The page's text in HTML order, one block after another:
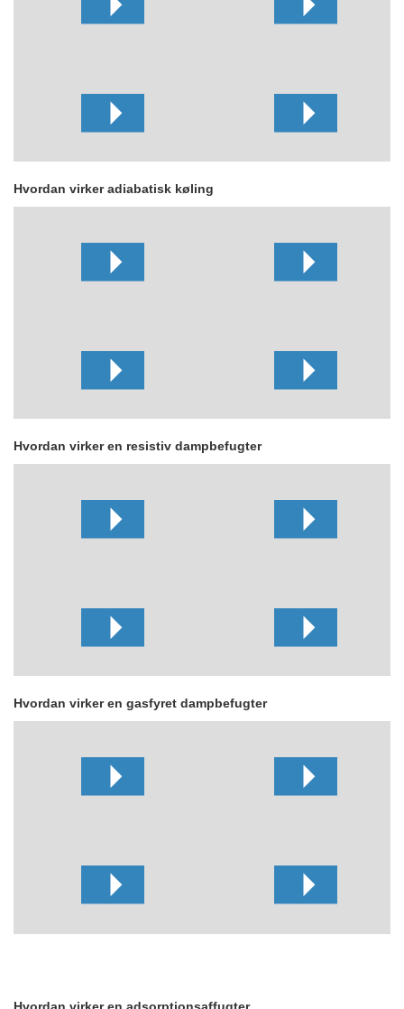
Hvordan virker adiabatisk køling
Hvordan virker en resistiv dampbefugter
Hvordan virker en gasfyret dampbefugter
Hvordan virker en adsorptionsaffugter